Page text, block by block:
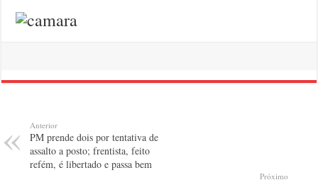
Anterior
PM prende dois por tentativa de
assalto a posto; frentista, feito
refém, é libertado e passa bem
Próximo